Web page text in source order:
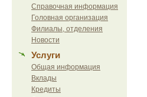
Справочная информация
Головная организация
Филиалы, отделения
Новости
Услуги
Общая информация
Вклады
Кредиты